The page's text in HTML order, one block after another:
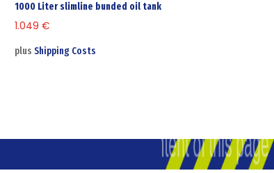
1000 Liter slimline bunded oil tank
1.049€
plusShipping Costs